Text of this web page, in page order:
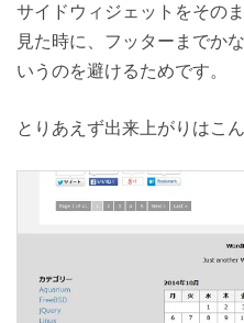
サイドウィジェットをその
見た時に、フッターまでか
いうのを避けるためです。
とりあえず出来上がりはこん